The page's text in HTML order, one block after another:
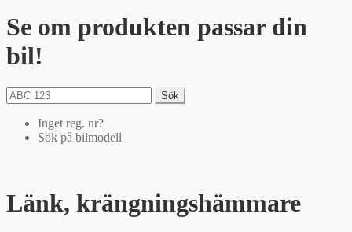
Se om produkten passar din
bil!
Sök
Inget reg. nr?
Sök på bilmodell
Länk, krängningshämmare